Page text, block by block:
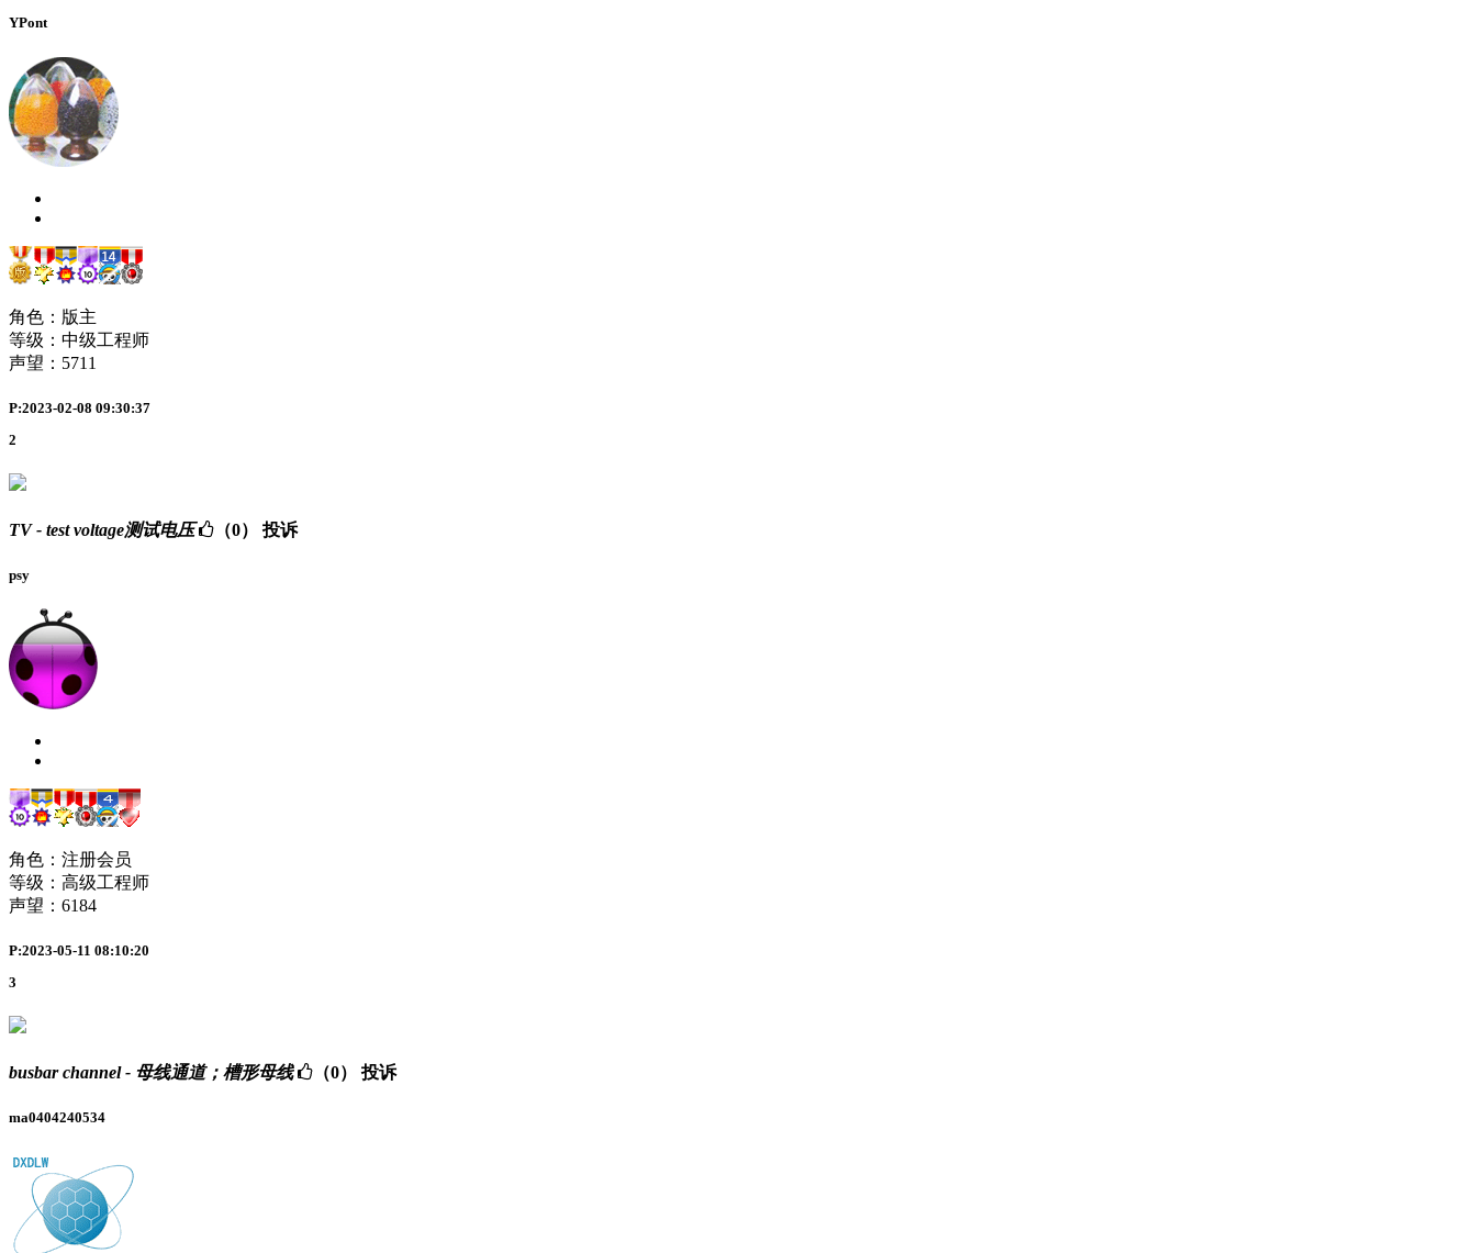
YPont
角色：版主
等级：中级工程师
声望： 5711
P:2023-02-08 09:30:37
2
TV - test voltage测试电压 （0） 投诉
psy
角色：注册会员
等级：高级工程师
声望： 6184
P:2023-05-11 08:10:20
3
busbar channel - 母线通道；槽形母线 （0） 投诉
ma0404240534